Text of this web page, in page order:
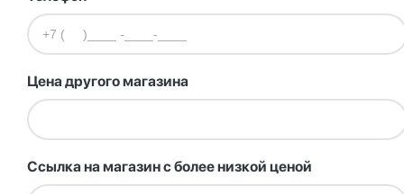
Цена другого магазина
Ссылка на магазин с более низкой ценой